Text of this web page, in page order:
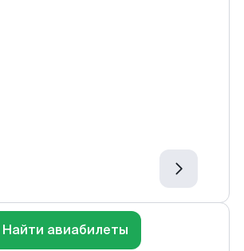
Найти авиабилеты